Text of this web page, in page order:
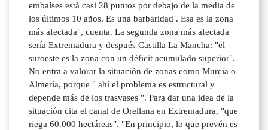
embalses está casi 28 puntos por debajo de la media de
los últimos 10 años. Es una barbaridad . Esa es la zona
más afectada", cuenta. La segunda zona más afectada
sería Extremadura y después Castilla La Mancha: "el
suroeste es la zona con un déficit acumulado superior".
No entra a valorar la situación de zonas como Murcia o
Almería, porque " ahí el problema es estructural y
depende más de los trasvases ". Para dar una idea de la
situación cita el canal de Orellana en Extremadura, "que
riega 60.000 hectáreas". "En principio, lo que prevén es